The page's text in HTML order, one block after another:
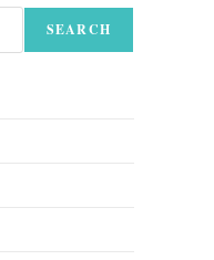
SEARCH